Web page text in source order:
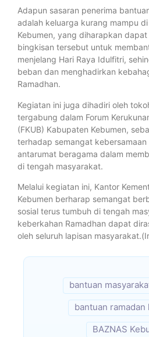
Adapun sasaran penerima
adalah keluarga kurang mampu
Kebumen, yang diharapkan
bingkisan tersebut untuk
menjelang Hari Raya Idulfitri,
beban dan menghadirkan
Ramadhan.
Kegiatan ini juga dihadiri oleh
tergabung dalam Forum
(FKUB) Kabupaten Kebumen,
terhadap semangat
antarumat beragama dalam
di tengah masyarakat.
Melalui kegiatan ini, Kantor
Kebumen berharap semangat
sosial terus tumbuh di tengah
keberkahan Ramadhan dapat
oleh seluruh lapisan
bantuan
bantuan ramadan
BAZNAS